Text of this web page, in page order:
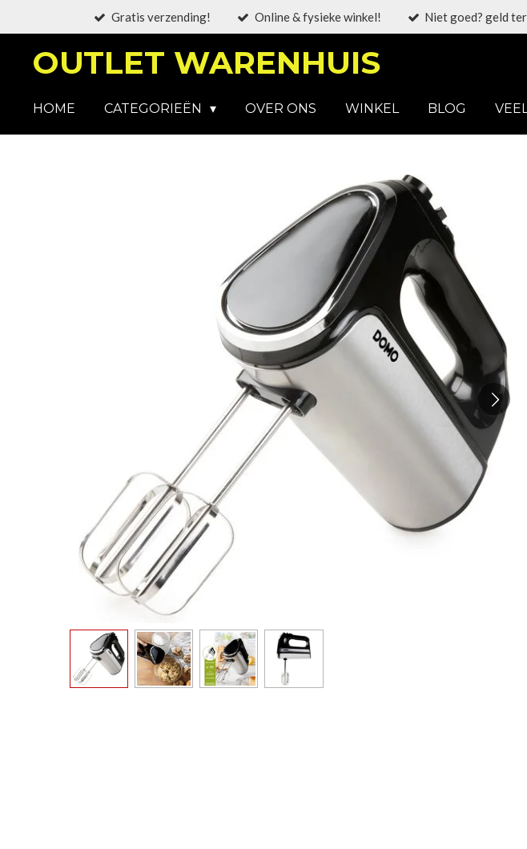
hoofdinhoud
Gratis verzending! Online & fysieke winkel! Niet goed? geld
OUTLET WARENHUIS
HOME CATEGORIEËN OVER ONS WINKEL BLOG